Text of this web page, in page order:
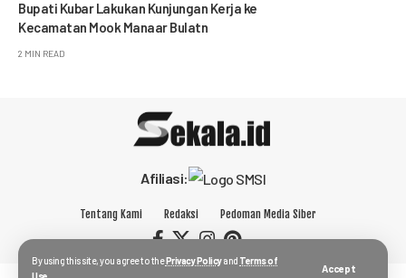
By using this site, you agree to thePrivacy Policyand Terms of
Accept
Bupati Kubar Lakukan Kunjungan Kerja ke
Kecamatan Mook Manaar Bulatn
2 MIN READ
Afiliasi:
Tentang Kami Redaksi Pedoman Media Siber